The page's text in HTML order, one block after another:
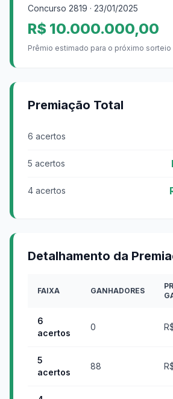
Concurso 2819 · 23/01/2025
R$ 10.000.000,00
Prêmio estimado para o próximo sorteio
Premiação Total
6 acertos
5 acertos
4 acertos
Detalhamento da
FAIXA GANHADORES
6
acertos
0
5
acertos
88